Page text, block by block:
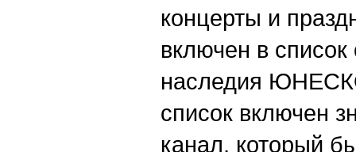
концерты и
включен в
наследия
список включен
канал, который